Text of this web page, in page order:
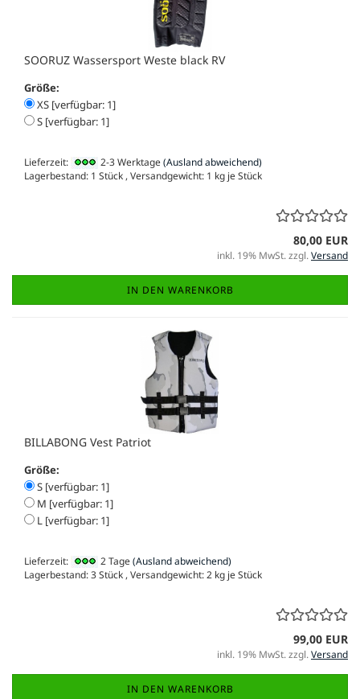
SOORUZ Wassersport Weste black RV
Größe:
XS [verfügbar: 1]
S [verfügbar: 1]
Lieferzeit: 2-3 Werktage(Ausland abweichend)
Lagerbestand: 1 Stück , Versandgewicht: 1 kg je Stück
80,00 EUR
inkl. 19% MwSt. zzgl.Versand
IN DEN WARENKORB
BILLABONG Vest Patriot
Größe:
S [verfügbar: 1]
M [verfügbar: 1]
L [verfügbar: 1]
Lieferzeit: 2 Tage(Ausland abweichend)
Lagerbestand: 3 Stück , Versandgewicht:2 kg je Stück
99,00 EUR
inkl. 19% MwSt. zzgl.Versand
IN DEN WARENKORB